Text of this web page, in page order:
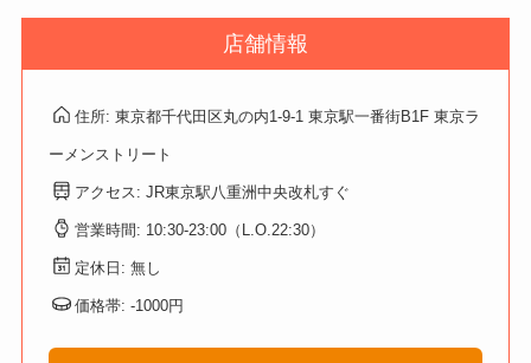
店舗情報
住所: 東京都千代田区丸の内1-9-1 東京駅一番街B1F 東京ラ
ーメンストリート
アクセス: JR東京駅八重洲中央改札すぐ
営業時間: 10:30-23:00（L.O.22:30）
定休日: 無し
価格帯: -1000円